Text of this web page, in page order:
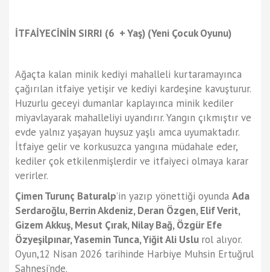
İTFAİYECİNİN SIRRI (6 + Yaş) (Yeni Çocuk Oyunu)
Ağaçta kalan minik kediyi mahalleli kurtaramayınca
çağırılan itfaiye yetişir ve kediyi kardeşine kavuşturur.
Huzurlu geceyi dumanlar kaplayınca minik kediler
miyavlayarak mahalleliyi uyandırır. Yangın çıkmıştır ve
evde yalnız yaşayan huysuz yaşlı amca uyumaktadır.
İtfaiye gelir ve korkusuzca yangına müdahale eder,
kediler çok etkilenmişlerdir ve itfaiyeci olmaya karar
verirler.
Çimen Turunç Baturalp’in yazıp yönettiği oyunda Ada
Serdaroğlu, Berrin Akdeniz, Deran Özgen, Elif Verit,
Gizem Akkuş, Mesut Çırak, Nilay Bağ, Özgür Efe
Özyeşilpınar, Yasemin Tunca, Yiğit Ali Uslu rol alıyor.
Oyun,12 Nisan 2026 tarihinde Harbiye Muhsin Ertuğrul
Sahnesi’nde.